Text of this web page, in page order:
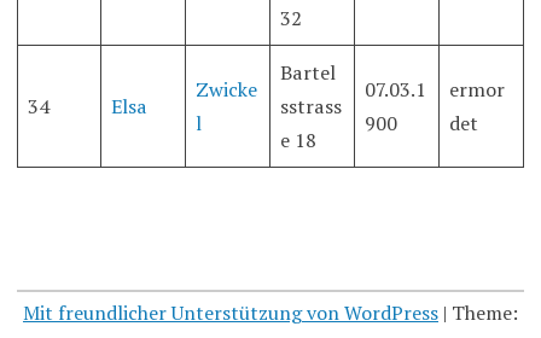
32
34 Elsa
Zwicke
l
Bartel
sstrass
e 18
07.03.1
900
ermor
det
Mit freundlicher Unterstützung von WordPress | Theme: